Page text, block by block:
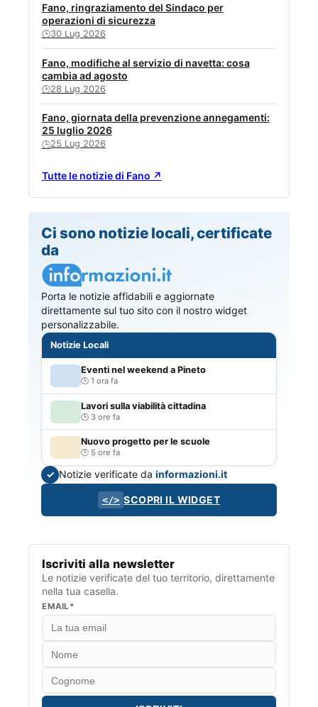
Fano, ringraziamento del Sindaco per
operazioni di sicurezza
🕒30 Lug 2026
Fano, modifiche al servizio di navetta: cosa
cambia ad agosto
🕒28 Lug 2026
Fano, giornata della prevenzione annegamenti:
25 luglio 2026
🕒25 Lug 2026
Tutte le notizie di Fano ↗
Ci sono notizie locali, certificate
da
Porta le notizie affidabili e aggiornate
direttamente sul tuo sito con il nostro widget
personalizzabile.
Notizie Locali
Eventi nel weekend a Pineto
1 ora fa
Lavori sulla viabilità cittadina
3 ore fa
Nuovo progetto per le scuole
5 ore fa
✓ Notizie verificate dainformazioni.it
</> SCOPRI IL WIDGET
Iscriviti alla newsletter
Le notizie verificate del tuo territorio, direttamente
nella tua casella.
EMAIL*